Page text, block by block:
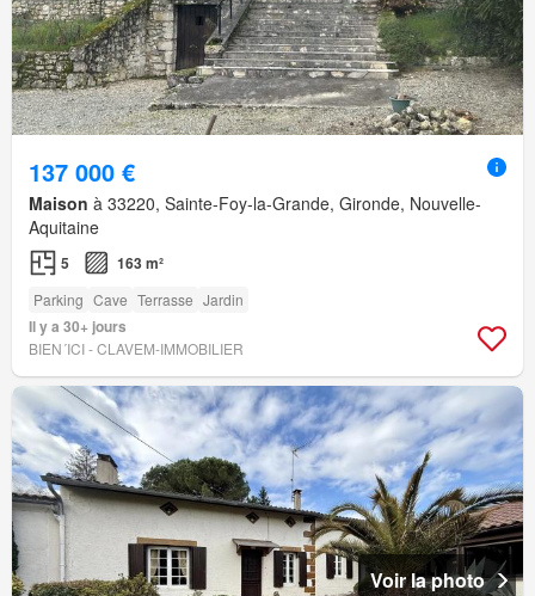
137 000 €
Maison à 33220, Sainte-Foy-la-Grande, Gironde, Nouvelle-
Aquitaine
5 163 m²
Parking Cave Terrasse Jardin
Il y a 30+ jours
BIEN´ICI - CLAVEM-IMMOBILIER
Voir la photo